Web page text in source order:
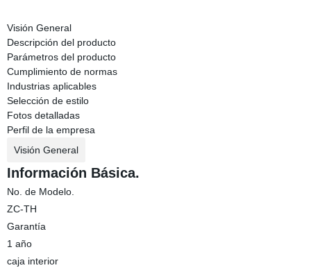
Visión General
Descripción del producto
Parámetros del producto
Cumplimiento de normas
Industrias aplicables
Selección de estilo
Fotos detalladas
Perfil de la empresa
Visión General
Información Básica.
No. de Modelo.
ZC-TH
Garantía
1 año
caja interior